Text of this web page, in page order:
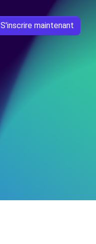
S'inscrire maintenant